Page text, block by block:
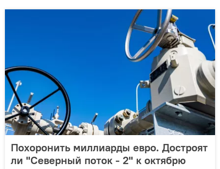
Похоронить миллиарды евро. Достроят
ли "Северный поток - 2" к октябрю